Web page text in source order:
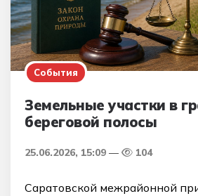
События
Земельные участки в
береговой полосы
25.06.2026, 15:09 104
Саратовской межрайонной